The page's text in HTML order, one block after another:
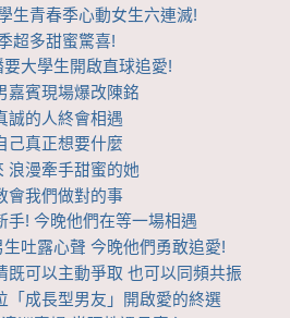
生青春季心動女生六連滅!
超多甜蜜驚喜!
大學生開啟直球追愛!
嘉賓現場爆改陳銘
誠的人終會相遇
己真正想要什麼
浪漫牽手甜蜜的她
會我們做對的事
手! 今晚他們在等一場相遇
吐露心聲 今晚他們勇敢追愛!
既可以主動爭取 也可以同頻共振
「成長型男友」開啟愛的終選